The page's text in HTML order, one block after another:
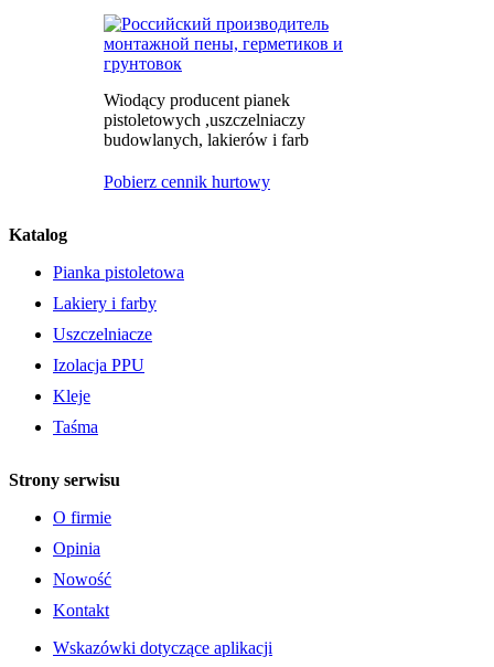
Wiodący producent pianek
pistoletowych ,uszczelniaczy
budowlanych, lakierów i farb
Pobierz cennik hurtowy
Katalog
Pianka pistoletowa
Lakiery i farby
Uszczelniacze
Izolacja PPU
Kleje
Taśma
Strony serwisu
O firmie
Opinia
Nowość
Kontakt
Wskazówki dotyczące aplikacji